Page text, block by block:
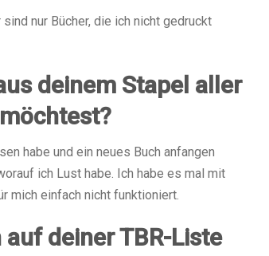
nur Bücher, die ich nicht gedruckt
deinem Stapel aller
habe und ein neues Buch anfangen
ich Lust habe. Ich habe es mal mit
mich einfach nicht funktioniert.
deiner TBR-Liste